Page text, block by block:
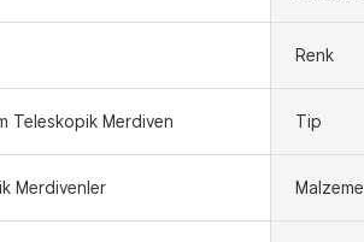
Renk
Teleskopik Merdiven Tip
Merdivenler Malzeme